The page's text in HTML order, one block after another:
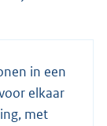
in een
elkaar
met